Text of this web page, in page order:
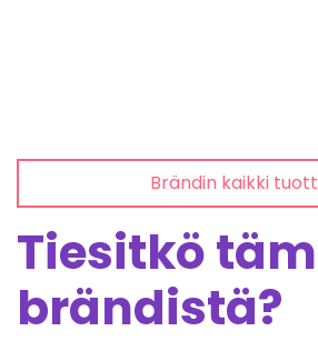
Brändin kaikki
Tiesitkö
brändistä?